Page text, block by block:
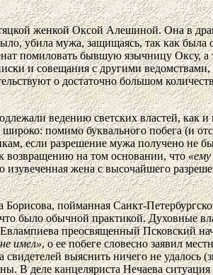
женкой Оксой Алешиной. Она в
убила мужа, защищаясь, так как была
помиловать бывшую язычницу Оксу,
и совещания с другими
о достаточно большом
ведению светских властей, как и
помимо буквального побега (и
если разрешение мужа получено не
возвращению на том основании, что
жена с высочайшего
пойманная Санкт-
было обычной практикой. Духовные
преосвященный Псковский
имел», о ее побеге словесно заявил
выяснить ничего не удалось
деле канцеляриста Нечаева ситуация